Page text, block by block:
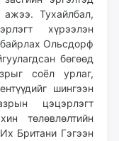
Тухайлбал,
хүрээлэн
байрлах Ольсдорф
бөгөөд
соёл урлаг,
шингээн
цэцэрлэгт
төлөвлөлтийн
Британи Гэгээн